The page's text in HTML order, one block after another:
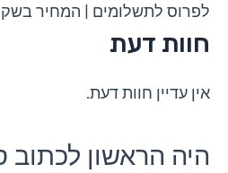
לפרוס לתשלומים | המחיר בשקלים
חוות דעת
אין עדיין חוות דעת.
היה הראשון לכתוב